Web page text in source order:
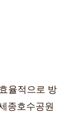
율적으로 방
종호수공원